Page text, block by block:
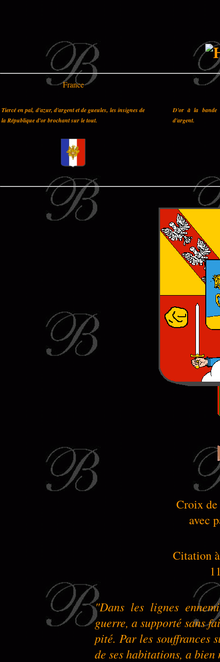
France
Tiercé en pal, d'azur, d'argent et de gueules, les insignes de
la République d'or brochant sur le tout.
D'or à la bande
d'argent.
Croix
avec
Citation
"Dans les lignes
guerre, a supporté sans
pité. Par les souffrances
de ses habitations, a